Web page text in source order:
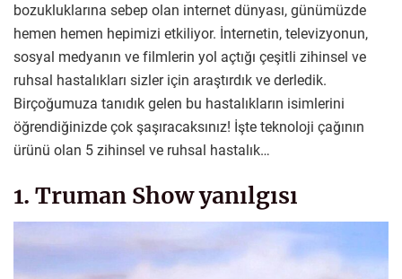
bozukluklarına sebep olan internet dünyası, günümüzde
hemen hemen hepimizi etkiliyor. İnternetin, televizyonun,
sosyal medyanın ve filmlerin yol açtığı çeşitli zihinsel ve
ruhsal hastalıkları sizler için araştırdık ve derledik.
Birçoğumuza tanıdık gelen bu hastalıkların isimlerini
öğrendiğinizde çok şaşıracaksınız! İşte teknoloji çağının
ürünü olan 5 zihinsel ve ruhsal hastalık…
1. Truman Show yanılgısı